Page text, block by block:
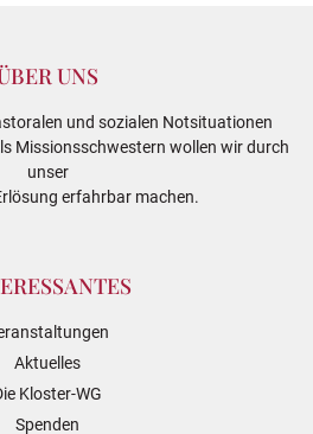
UNS
und sozialen Notsituationen
Missionsschwestern wollen wir durch
unser
erfahrbar machen.
Aktuelles
Kloster-WG
Spenden